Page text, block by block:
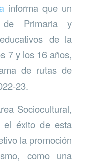
informa que un
Primaria y
de la
7 y los 16 años,
de rutas de
23.
Sociocultural,
el éxito de esta
la promoción
como una